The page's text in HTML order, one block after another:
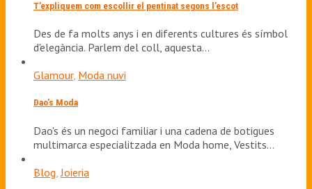
T’expliquem com escollir el pentinat segons l’escot
Des de fa molts anys i en diferents cultures és símbol
d'elegància. Parlem del coll, aquesta…
Glamour, Moda nuvi
Dao’s Moda
Dao's és un negoci familiar i una cadena de botigues
multimarca especialitzada en Moda home, Vestits…
Blog ,Joieria